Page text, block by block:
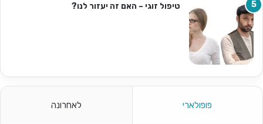
טיפול זוגי – האם זה יעזור לנו?
פופולארי לאחרונה